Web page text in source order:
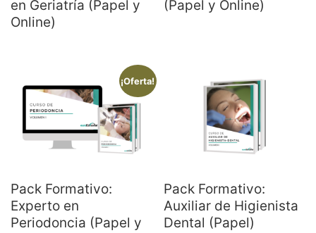
en Geriatría (Papel y
Online)
(Papel y Online)
¡Oferta!
Pack Formativo:
Experto en
Periodoncia (Papel y
Pack Formativo:
Auxiliar de Higienista
Dental (Papel)